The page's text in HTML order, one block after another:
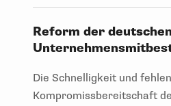
Reform der deutschen
Die Schnelligkeit und
Kompromissbereitschaft